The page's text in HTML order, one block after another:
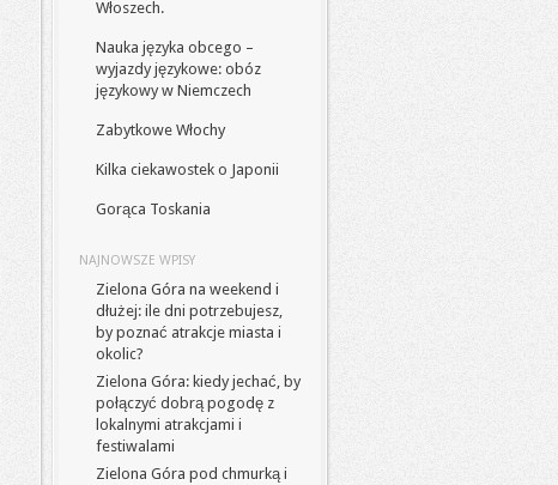
Włoszech.
Nauka języka obcego –
wyjazdy językowe: obóz
językowy w Niemczech
Zabytkowe Włochy
Kilka ciekawostek o Japonii
Gorąca Toskania
NAJNOWSZE WPISY
Zielona Góra na weekend i
dłużej: ile dni potrzebujesz,
by poznać atrakcje miasta i
okolic?
Zielona Góra: kiedy jechać, by
połączyć dobrą pogodę z
lokalnymi atrakcjami i
festiwalami
Zielona Góra pod chmurką i